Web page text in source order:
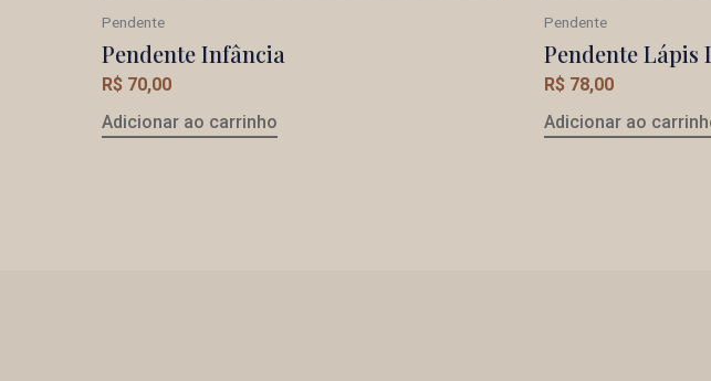
Pendente
Pendente Infância
R$ 70,00
Adicionar ao carrinho
Pendente
Pendente Lápis
R$ 78,00
Adicionar ao